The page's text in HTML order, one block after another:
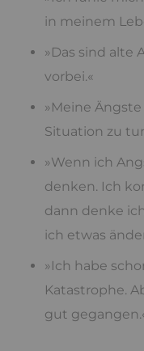
in meinem
»Das sind alte
vorbei.«
»Meine
Situation zu
»Wenn ich
denken. Ich
dann denke
ich etwas
»Ich habe
Katastrophe.
gut